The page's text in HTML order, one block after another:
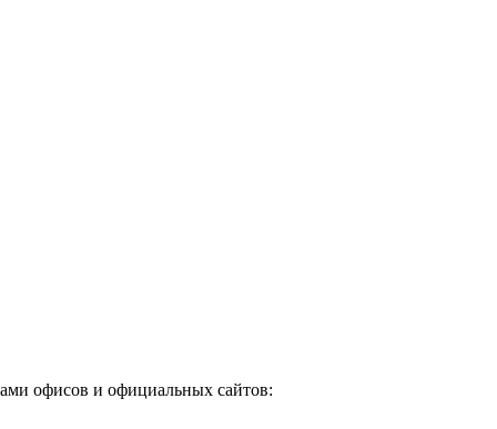
офисов и официальных сайтов: